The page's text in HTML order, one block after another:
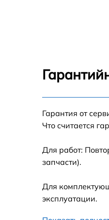
Замена
Замена
Гарантия от
Что считается
Для работ:
запчасти).
Для
эксплуатации.